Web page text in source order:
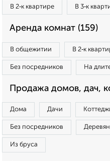
В 2‑к квартире В 3‑к
Аренда комнат (159)
В общежитии В 2‑к
Без посредников На
Продажа домов, дач,
Дома Дачи
Без посредников
Из бруса